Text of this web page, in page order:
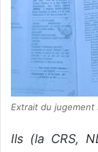
Extrait du jugement
Ils (la CRS,